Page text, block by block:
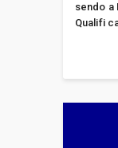
sendo a
Qualifi